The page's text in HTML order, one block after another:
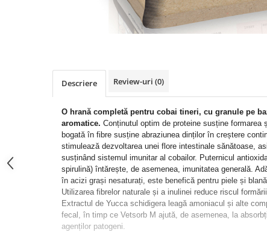
Donatii hrana
petexpress PLUS+
Promotii si oferte
VANZARE RAPIDA
Descriere Review-uri (0)
O hrană completă pentru cobai tineri, cu granule pe
aromatice. Conținutul optim de proteine ​​susține formarea
bogată în fibre susține abraziunea dinților în creștere
stimulează dezvoltarea unei flore intestinale sănătoase,
susținând sistemul imunitar al cobailor. Puternicul
spirulină) întărește, de asemenea, imunitatea generală.
în acizi grași nesaturați, este benefică pentru piele și
Utilizarea fibrelor naturale și a inulinei reduce riscul
Extractul de Yucca schidigera leagă amoniacul și alte
fecal, în timp ce Vetsorb M ajută, de asemenea, la
agenților patogeni.